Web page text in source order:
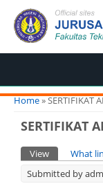
You are here
Home» SERTIFIKAT
SERTIFIKAT
Primary tabs
View (active tab)
What
Submitted by